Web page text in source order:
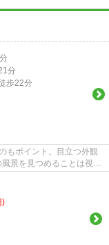
分
歩22分
もポイント。目立つ外観
景を見つめることは視力
)